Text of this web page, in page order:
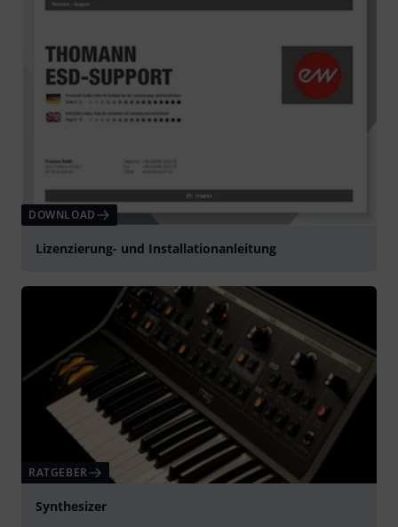
DOWNLOAD
Lizenzierung- und Installationanleitung
RATGEBER
Synthesizer